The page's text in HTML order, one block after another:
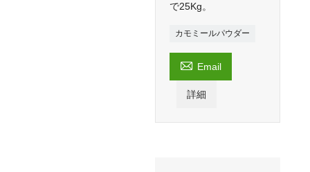
で25Kg。
カモミールパウダー
 Email
詳細